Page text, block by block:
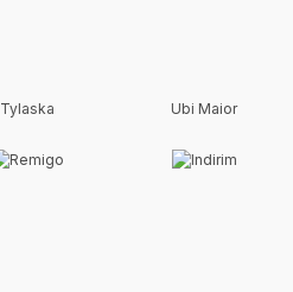
Tylaska Ubi Maior